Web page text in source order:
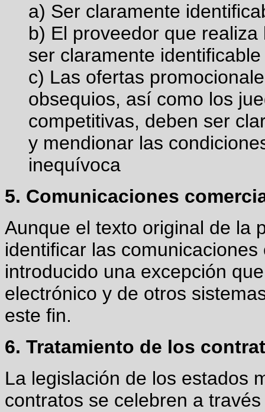
a) Ser claramente
b) El proveedor que
ser claramente identificable
c) Las ofertas
obsequios, así como los
competitivas, deben ser
y mendionar las
inequívoca
5. Comunicaciones
Aunque el texto original de la
identificar las
introducido una excepción
electrónico y de otros
este fin.
6. Tratamiento de los
La legislación de los estados
contratos se celebren a